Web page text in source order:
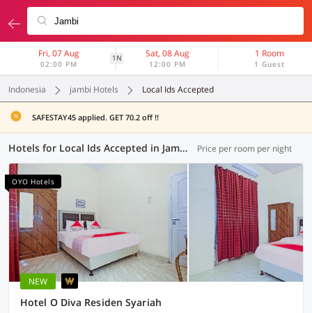
Fri, 07 Aug
02:00 PM
1N Sat, 08 Aug
12:00 PM
1 Room
1 Guest
Indonesia jambi Hotels Local Ids Accepted
SAFESTAY45 applied. GET 70.2 off !!
Hotels for Local Ids Accepted in Jambi (17 OYOs) Price per room per night
OYO Hotels
NEW
Hotel O Diva Residen Syariah